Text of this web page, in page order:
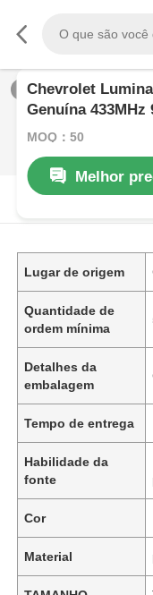
/0
Chevrolet
Genuína 433MHz
MOQ：50
Melhor
DESCRIçãO DE
Lugar de origem
Quantidade de
ordem mínima
Detalhes da
embalagem
Tempo de entrega
Habilidade da
fonte
Cor
Material